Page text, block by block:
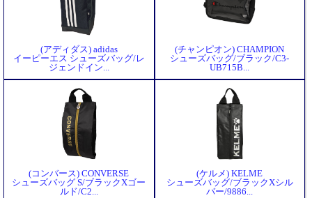
(アディダス) adidas
イーピーエス シューズバッグ/レ
ジェンドイン...
(チャンピオン) CHAMPION
シューズバッグ/ブラック/C3-
UB715B...
(コンバース) CONVERSE
シューズバッグ S/ブラックXゴー
ルド/C2...
(ケルメ) KELME
シューズバッグ/ブラックXシル
バー/9886...